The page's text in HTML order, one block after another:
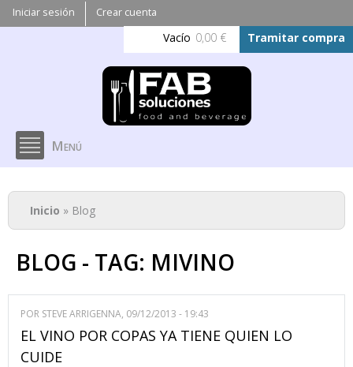
Pasar al
contenido
principal
Iniciar sesión Crear cuenta
Vacío 0,00 € Tramitar compra
Menú
Se encuentra usted aquí
Inicio » Blog
BLOG - TAG: MIVINO
POR STEVE ARRIGENNA, 09/12/2013 - 19:43
EL VINO POR COPAS YA TIENE QUIEN LO
CUIDE